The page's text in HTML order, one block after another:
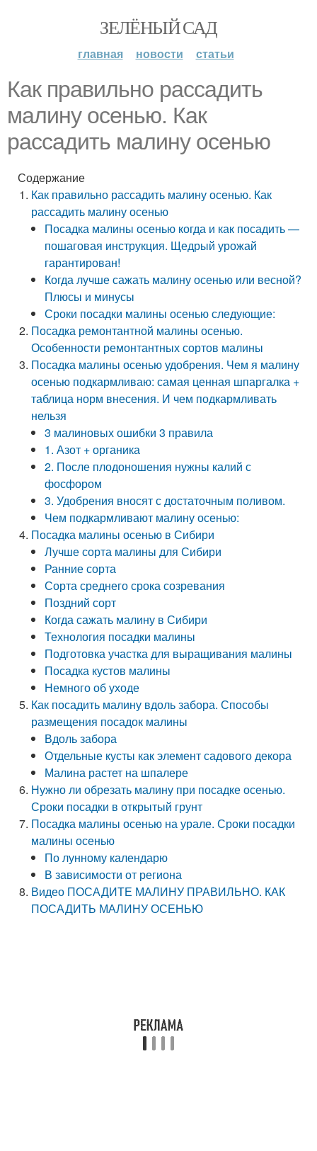
ЗЕЛЁНЫЙ САД
главная новости статьи
Как правильно рассадить
малину осенью. Как
рассадить малину осенью
Содержание
Как правильно рассадить малину осенью. Как
рассадить малину осенью
Посадка малины осенью когда и как посадить —
пошаговая инструкция. Щедрый урожай
гарантирован!
Когда лучше сажать малину осенью или весной?
Плюсы и минусы
Сроки посадки малины осенью следующие:
Посадка ремонтантной малины осенью.
Особенности ремонтантных сортов малины
Посадка малины осенью удобрения. Чем я малину
осенью подкармливаю: самая ценная шпаргалка +
таблица норм внесения. И чем подкармливать
нельзя
3 малиновых ошибки 3 правила
1. Азот + органика
2. После плодоношения нужны калий с
фосфором
3. Удобрения вносят с достаточным поливом.
Чем подкармливают малину осенью:
Посадка малины осенью в Сибири
Лучше сорта малины для Сибири
Ранние сорта
Сорта среднего срока созревания
Поздний сорт
Когда сажать малину в Сибири
Технология посадки малины
Подготовка участка для выращивания малины
Посадка кустов малины
Немного об уходе
Как посадить малину вдоль забора. Способы
размещения посадок малины
Вдоль забора
Отдельные кусты как элемент садового декора
Малина растет на шпалере
Нужно ли обрезать малину при посадке осенью.
Сроки посадки в открытый грунт
Посадка малины осенью на урале. Сроки посадки
малины осенью
По лунному календарю
В зависимости от региона
Видео ПОСАДИТЕ МАЛИНУ ПРАВИЛЬНО. КАК
ПОСАДИТЬ МАЛИНУ ОСЕНЬЮ